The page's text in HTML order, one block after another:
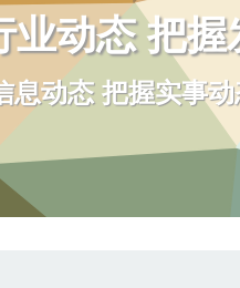
业动态 把握
息动态 把握实事